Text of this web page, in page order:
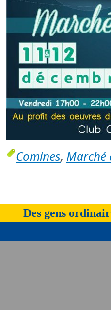
Comines, Marché
Des gens